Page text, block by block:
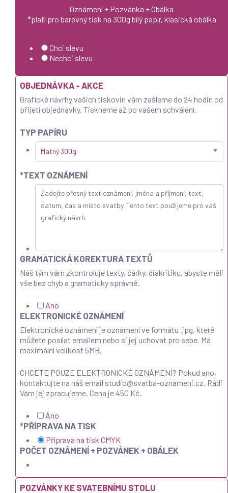
Oznámení + Pozvánka + Obálka
*platí pro barevný tisk na 300g bílý papír, klasická obálka
Chci slevu
Nechci slevu
OBJEDNÁVKA - AKCE
Grafické návrhy vašich tiskovin vám zašleme do 24 hodin od
přijetí objednávky. Tiskneme až po vašem schválení.
TYP PAPÍRU
Matný 300g
*TEXT OZNÁMENÍ
GRAMATICKÁ KOREKTURA TEXTŮ
Náš tým vám zkontroluje texty, čárky, diakritiku, abyste měli
vše bez chyb a gramaticky správně.
Ano
ELEKTRONICKÉ OZNÁMENÍ
Elektronické oznámení je oznámení ve formátu .jpg, které
můžete posílat emailem nebo si jej uchovat pro sebe. Má
maximální velikost 5MB.
CHCETE POUZE ELEKTRONICKÉ OZNÁMENÍ? Pokud ano,
kontaktujte na náš email studio@svatba-oznameni.cz. Rádi
Vám jej zpracujeme. Cena je 450 Kč.
Áno
*PŘÍPRAVA NA TISK
Příprava na tisk CMYK
POČET OZNÁMENÍ + POZVÁNEK + OBÁLEK
POZVÁNKY KE SVATEBNÍMU STOLU